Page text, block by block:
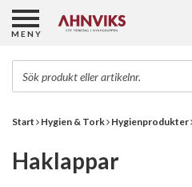
Start Hygien & Tork Hygienprodukter
Haklappar
MENY